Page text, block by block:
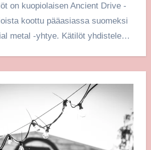
on kuopiolaisen Ancient Drive -
koottu pääasiassa suomeksi
metal -yhtye. Kätilöt yhdistelevät